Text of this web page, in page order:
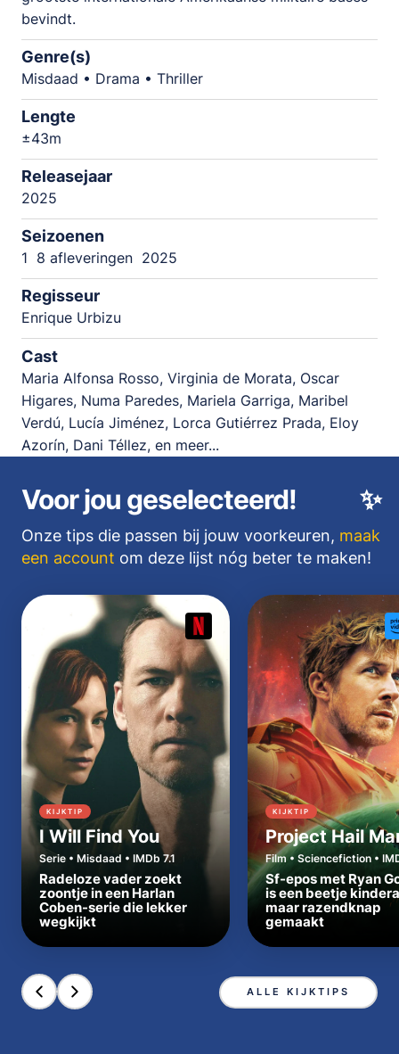
bevindt.
Genre(s)
Misdaad • Drama • Thriller
Lengte
±43m
Releasejaar
2025
Seizoenen
1 8 afleveringen 2025
Regisseur
Enrique Urbizu
Cast
Maria Alfonsa Rosso, Virginia de Morata, Oscar
Higares, Numa Paredes, Mariela Garriga, Maribel
Verdú, Lucía Jiménez, Lorca Gutiérrez Prada, Eloy
Azorín, Dani Téllez, en meer...
✨
Voor jou geselecteerd!
Onze tips die passen bij jouw voorkeuren, maak
een account om deze lijst nóg beter te maken!
KIJKTIP
I Will Find You
Serie • Misdaad • IMDb 7.1
Radeloze vader zoekt
zoontje in een Harlan
Coben-serie die lekker
wegkijkt
KIJKTIP
Project Hail
Film • Sciencefiction •
Sf-epos met Ryan
is een beetje
maar razendknap
gemaakt
ALLE KIJKTIPS